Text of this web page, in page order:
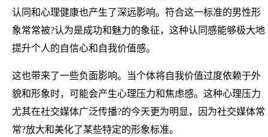
认同和心理健康也产生了深远影响。符合这一标准的男性形
象常常被?认为是成功和魅力的象征，这种认同感能够极大地
提升个人的自信心和自我价值感。
这也带来了一些负面影响。当个体将自我价值过度依赖于外
貌和形象时，可能会产生心理压力和焦虑感。这种心理压力
尤其在社交媒体广泛传播?的今天更为明显，因为社交媒体常
常?放大和美化了某些特定的形象标准。